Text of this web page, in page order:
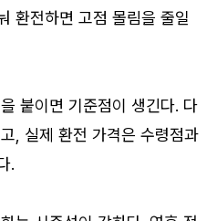
환전하면 고점 몰림을 줄일
붙이면 기준점이 생긴다. 다
, 실제 환전 가격은 수령점과
.